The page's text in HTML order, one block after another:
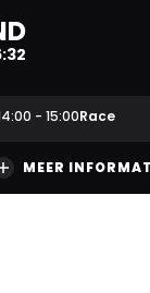
:32
- 15:00Race
MEER